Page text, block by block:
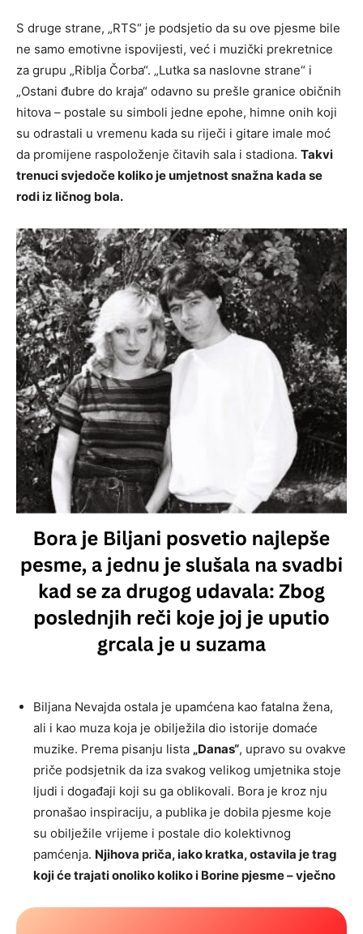
S druge strane, „RTS“ je podsjetio da su ove pjesme bile
ne samo emotivne ispovijesti, već i muzički prekretnice
za grupu „Riblja Čorba“. „Lutka sa naslovne strane“ i
„Ostani đubre do kraja“ odavno su prešle granice običnih
hitova – postale su simboli jedne epohe, himne onih koji
su odrastali u vremenu kada su riječi i gitare imale moć
da promijene raspoloženje čitavih sala i stadiona. Takvi
trenuci svjedoče koliko je umjetnost snažna kada se
rodi iz ličnog bola.
Biljana Nevajda ostala je upamćena kao fatalna žena,
ali i kao muza koja je obilježila dio istorije domaće
muzike. Prema pisanju lista „Danas“, upravo su ovakve
priče podsjetnik da iza svakog velikog umjetnika stoje
ljudi i događaji koji su ga oblikovali. Bora je kroz nju
pronašao inspiraciju, a publika je dobila pjesme koje
su obilježile vrijeme i postale dio kolektivnog
pamćenja. Njihova priča, iako kratka, ostavila je trag
koji će trajati onoliko koliko i Borine pjesme – vječno